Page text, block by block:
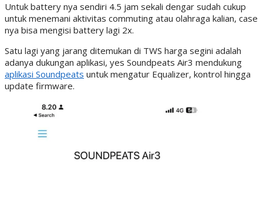
Untuk battery nya sendiri 4.5 jam sekali dengar sudah cukup
untuk menemani aktivitas commuting atau olahraga kalian, case
nya bisa mengisi battery lagi 2x.
Satu lagi yang jarang ditemukan di TWS harga segini adalah
adanya dukungan aplikasi, yes Soundpeats Air3 mendukung
aplikasi Soundpeats untuk mengatur Equalizer, kontrol hingga
update firmware.